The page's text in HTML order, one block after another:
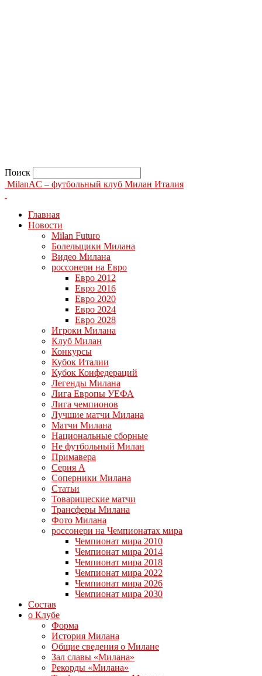
Поиск
MilanAC – футбольный клуб Милан Италия
Главная
Новости
Milan Futuro
Болельщики Милана
Видео Милана
россонери на Евро
Евро 2012
Евро 2016
Евро 2020
Евро 2024
Евро 2028
Игроки Милана
Клуб Милан
Конкурсы
Кубок Италии
Кубок Конфедераций
Легенды Милана
Лига Европы УЕФА
Лига чемпионов
Лучшие матчи Милана
Матчи Милана
Национальные сборные
Не футбольный Милан
Примавера
Серия А
Соперники Милана
Статьи
Товарищеские матчи
Трансферы Милана
Фото Милана
россонери на Чемпионатах мира
Чемпионат мира 2010
Чемпионат мира 2014
Чемпионат мира 2018
Чемпионат мира 2022
Чемпионат мира 2026
Чемпионат мира 2030
Состав
о Клубе
Форма
История Милана
Общие сведения о Милане
Зал славы «Милана»
Рекорды «Милана»